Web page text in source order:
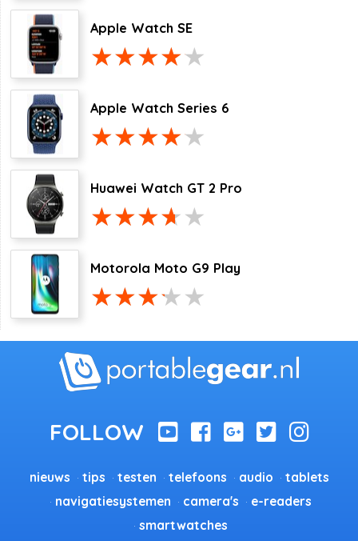
Apple Watch SE
Apple Watch Series 6
Huawei Watch GT 2 Pro
Motorola Moto G9 Play
nieuws tips testen telefoons audio
tablets
navigatiesystemen
camera's
e-readers
smartwatches